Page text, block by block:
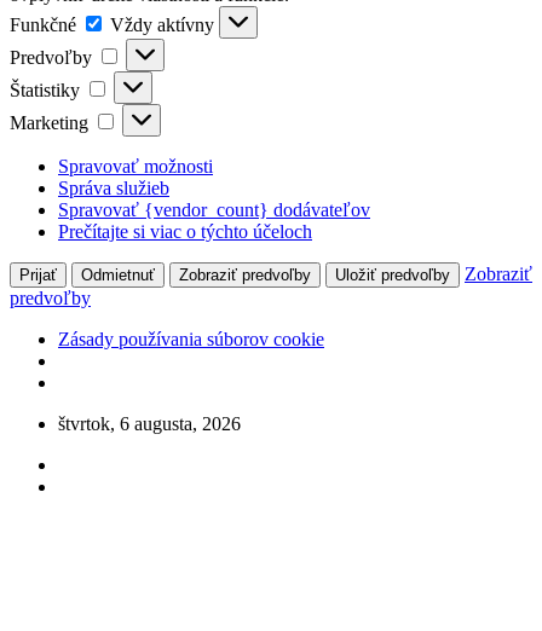
Funkčné
Funkčné
Vždy aktívny
Predvoľby
Predvoľby
Štatistiky Štatistiky
Marketing Marketing
Spravovať možnosti
Správa služieb
Spravovať {vendor_count} dodávateľov
Prečítajte si viac o týchto účeloch
Prijať Odmietnuť Zobraziť predvoľby Uložiť predvoľby
Zobraziť
predvoľby
Zásady používania súborov cookie
Skip
content
štvrtok, 6 augusta, 2026